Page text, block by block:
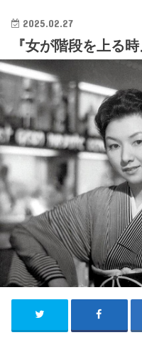
2025.02.27
『女が階段を上る